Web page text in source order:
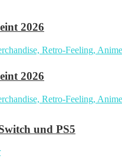
2026
und PS5
2026